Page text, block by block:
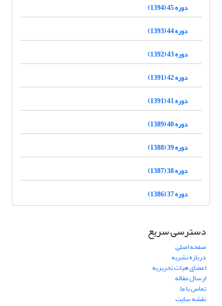
دوره 45 (1394)
دوره 44 (1393)
دوره 43 (1392)
دوره 42 (1391)
دوره 41 (1391)
دوره 40 (1389)
دوره 39 (1388)
دوره 38 (1387)
دوره 37 (1386)
دسترسی سریع
صفحه اصلی
درباره نشریه
اعضای هیات تحریریه
ارسال مقاله
تماس با ما
نقشه سایت